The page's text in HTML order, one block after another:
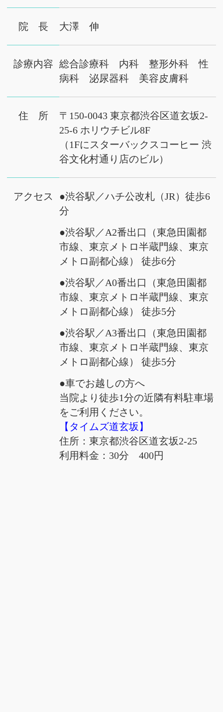
院 長 大澤 伸
診療内容
総合診療科 内科 整形外科 性
病科 泌尿器科 美容皮膚科
住 所
〒150-0043 東京都渋谷区道玄坂2-
25-6 ホリウチビル8F
（1Fにスターバックスコーヒー 渋
谷文化村通り店のビル）
アクセス
●渋谷駅／ハチ公改札（JR）徒歩6
分
●渋谷駅／A2番出口（東急田園都
市線、東京メトロ半蔵門線、東京
メトロ副都心線） 徒歩6分
●渋谷駅／A0番出口（東急田園都
市線、東京メトロ半蔵門線、東京
メトロ副都心線） 徒歩5分
●渋谷駅／A3番出口（東急田園都
市線、東京メトロ半蔵門線、東京
メトロ副都心線） 徒歩5分
●車でお越しの方へ
当院より徒歩1分の近隣有料駐車場
をご利用ください。
【タイムズ道玄坂】
住所：東京都渋谷区道玄坂2-25
利用料金：30分 400円